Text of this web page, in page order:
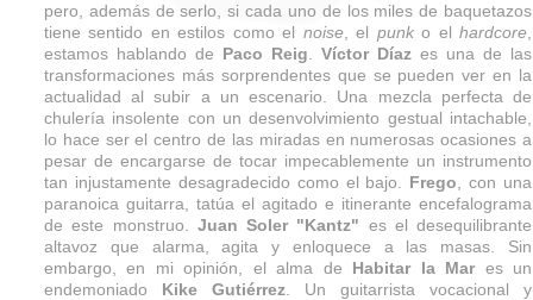
pero, además de serlo, si cada uno de los miles de baquetazos
tiene sentido en estilos como el noise, el punko elhardcore
estamos hablando de Paco Reig Víctor Díaz es una de las
transformaciones más sorprendentes que se pueden ver en la
actualidad al subir a un escenario. Una mezcla perfecta de
chulería insolente con un desenvolvimiento gestual intachable,
lo hace ser el centro de las miradas en numerosas ocasiones a
pesar de encargarse de tocar impecablemente un instrumento
tan injustamente desagradecido como el bajo. Frego , con una
paranoica guitarra, tatúa el agitado e itinerante encefalograma
de este monstruo. Juan Soler "Kantz" es el desequilibrante
altavoz que alarma, agita y enloquece a las masas. Sin
embargo, en mi opinión, el alma de Habitar la Mar es un
endemoniado Kike Gutiérrez . Un guitarrista vocacional y